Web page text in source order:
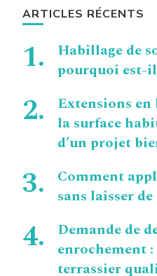
ARTICLES RÉCENTS
Habillage de
pourquoi est-
Extensions
la surface
d’un projet
Comment
sans laisser
Demande de
enrochement
terrassier